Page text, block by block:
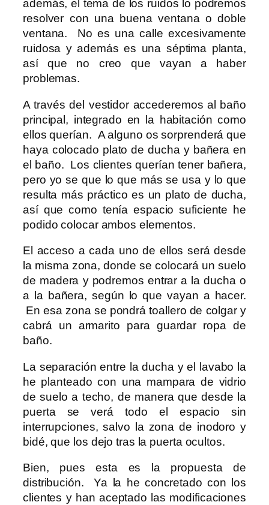
además, el tema de los ruidos lo podremos
resolver con una buena ventana o doble
ventana. No es una calle excesivamente
ruidosa y además es una séptima planta,
así que no creo que vayan a haber
problemas.
A través del vestidor accederemos al baño
principal, integrado en la habitación como
ellos querían. A alguno os sorprenderá que
haya colocado plato de ducha y bañera en
el baño. Los clientes querían tener bañera,
pero yo se que lo que más se usa y lo que
resulta más práctico es un plato de ducha,
así que como tenía espacio suficiente he
podido colocar ambos elementos.
El acceso a cada uno de ellos será desde
la misma zona, donde se colocará un suelo
de madera y podremos entrar a la ducha o
a la bañera, según lo que vayan a hacer.
En esa zona se pondrá toallero de colgar y
cabrá un armarito para guardar ropa de
baño.
La separación entre la ducha y el lavabo la
he planteado con una mampara de vidrio
de suelo a techo, de manera que desde la
puerta se verá todo el espacio sin
interrupciones, salvo la zona de inodoro y
bidé, que los dejo tras la puerta ocultos.
Bien, pues esta es la propuesta de
distribución. Ya la he concretado con los
clientes y han aceptado las modificaciones